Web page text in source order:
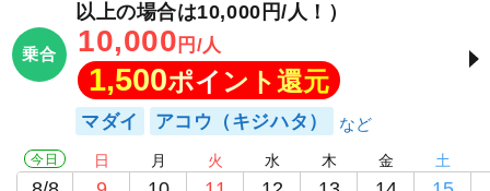
乗合
以上の場合は10,000円/人！）
10,000 円/人
1,500ポイント還元
マダイ アコウ（キジハタ）
今日 日 月 火 水 木 金 土